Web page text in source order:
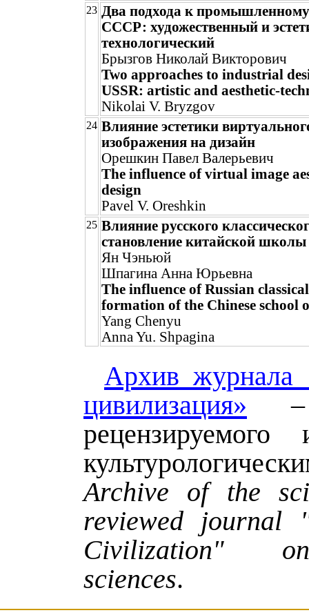
23 Два подхода к
СССР: художественный и
технологический
Брызгов Николай Викторович
Two approaches to industrial
USSR: artistic and aesthetic-
Nikolai V. Bryzgov
24 Влияние эстетики
изображения на дизайн
Орешкин Павел Валерьевич
The influence of virtual image
design
Pavel V. Oreshkin
25 Влияние русского
становление китайской школы
Ян Чэньюй
Шпагина Анна Юрьевна
The influence of Russian
formation of the Chinese school
Yang Chenyu
Anna Yu. Shpagina
Архив журнала
цивилизация» –
Archive of the
reviewed journal
Civilization"
sciences.